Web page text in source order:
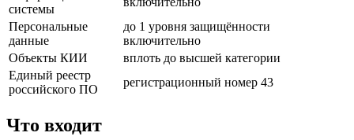
системы
Персональные
данные
до 1 уровня защищённости
включительно
Объекты КИИ
вплоть до высшей категории
Единый реестр
российского ПО
регистрационный номер 43
Что входит